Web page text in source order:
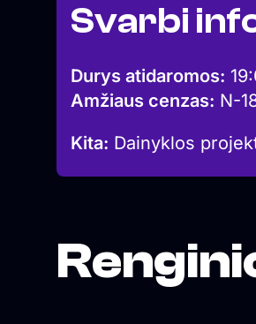
Svarbi
Durys atidaromos:
Amžiaus cenzas: N-
Kita: Dainyklos